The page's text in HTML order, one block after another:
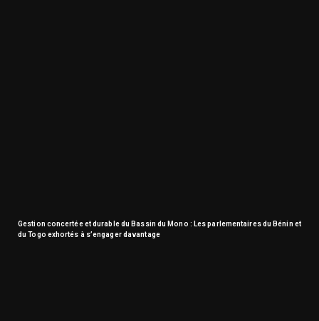
Gestion concertée et durable du Bassin du Mono : Les parlementaires du Bénin et
du Togo exhortés à s’engager davantage